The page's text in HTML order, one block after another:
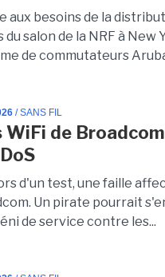
aux besoins de la
salon de la NRF à New
de commutateurs
/ SANS FIL
WiFi de
d'un test, une faille
Un pirate pourrait
de service contre les...